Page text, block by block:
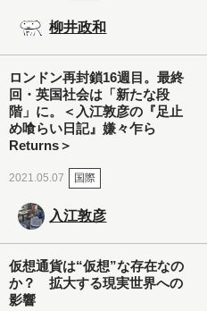
柳井政和
ロンドン再封鎖16週目。最終
回・英国社会は「新たな段
階」に。＜入江敦彦の『足止
め喰らい日記』嫌々乍ら
Returns＞
2021.05.07 国際
入江敦彦
仮想通貨は“仮想”な存在なの
か？ 拡大する現実世界への
影響